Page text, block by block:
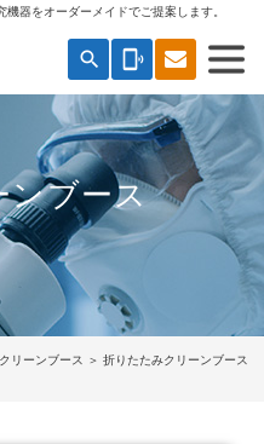
器をオーダーメイドでご提案します。
search phonelink_ring
ンブース
クリーンブース
＞ 折りたたみクリーンブース